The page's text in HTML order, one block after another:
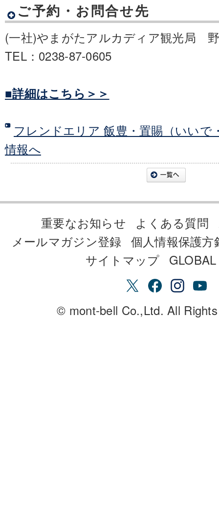
ご予約・お問合せ先
(一社)やまがたアルカディア観光局
TEL：0238-87-0605
■詳細はこちら＞＞
フレンドエリア 飯豊・置賜（いいで
情報へ
重要なお知らせ よくある質問
メールマガジン登録 個人情報保護方
サイトマップ
© mont-bell Co.,Ltd. All